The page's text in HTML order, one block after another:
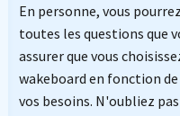
En personne, vous
toutes les questions que
assurer que vous
wakeboard en fonction
vos besoins. N'oubliez